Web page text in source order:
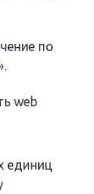
по
web
единиц